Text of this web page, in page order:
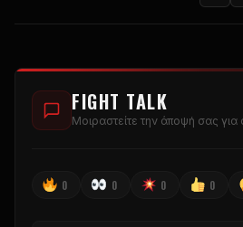
FIGHT TALK
Μοιραστείτε την άποψή σας για
0 0 0 0